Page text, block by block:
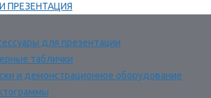
ПРЕЗЕНТАЦИЯ
для презентации
таблички
и демонстрационное оборудование